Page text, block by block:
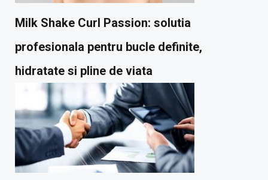
Milk Shake Curl Passion: solutia
profesionala pentru bucle definite,
hidratate si pline de viata